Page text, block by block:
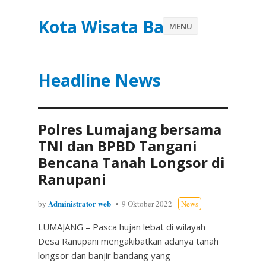
Kota Wisata Batu
Headline News
MENU
Polres Lumajang bersama
TNI dan BPBD Tangani
Bencana Tanah Longsor di
Ranupani
by Administrator web 9 Oktober 2022 News
LUMAJANG – Pasca hujan lebat di wilayah
Desa Ranupani mengakibatkan adanya tanah
longsor dan banjir bandang yang